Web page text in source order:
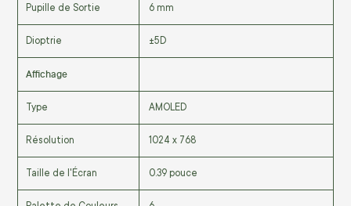
Pupille de Sortie 6 mm
Dioptrie ±5D
Affichage
Type AMOLED
Résolution 1024 x 768
Taille de l'Écran 0.39 pouce